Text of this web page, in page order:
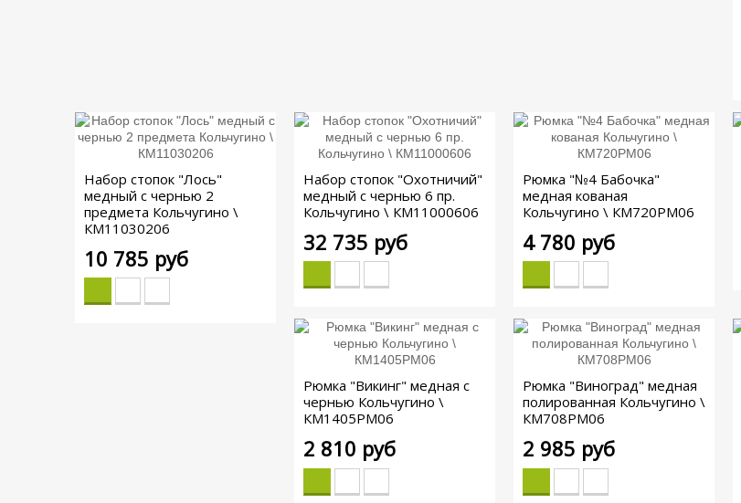
Набор стопок "Лось"
медный с чернью 2
предмета Кольчугино \
КМ11030206
10 785 руб
Набор стопок "Охотничий"
медный с чернью 6 пр.
Кольчугино \ КМ11000606
32 735 руб
Рюмка "№4 Бабочка"
медная кованая
Кольчугино \ КМ720РМ06
4 780 руб
Рюмка "Викинг" медная с
чернью Кольчугино \
КМ1405РМ06
2 810 руб
Рюмка "Виноград" медная
полированная Кольчугино \
КМ708РМ06
2 985 руб